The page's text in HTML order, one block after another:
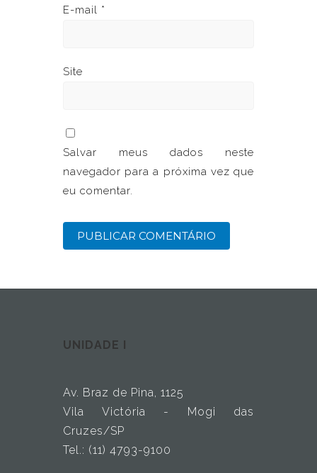
E-mail *
Site
Salvar meus dados neste
navegador para a próxima vez que
eu comentar.
UNIDADE I
Av. Braz de Pina, 1125
Vila Victória - Mogi das
Cruzes/SP
Tel.: (11) 4793-9100